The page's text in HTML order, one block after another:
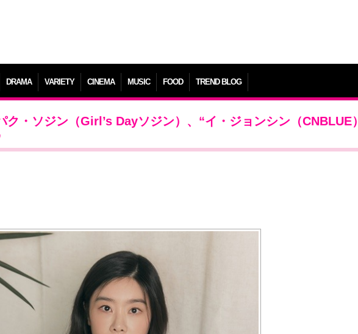
DRAMA VARIETY CINEMA MUSIC FOOD TREND BLOG
ク・ソジン（Girl’s Dayソジン）、“イ・ジョンシン（CNBLUE）